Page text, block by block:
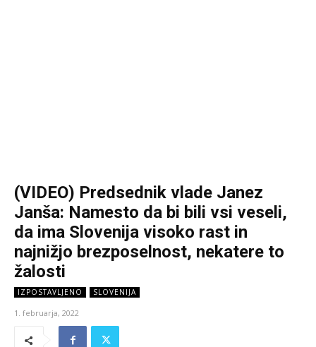
(VIDEO) Predsednik vlade Janez
Janša: Namesto da bi bili vsi veseli,
da ima Slovenija visoko rast in
najnižjo brezposelnost, nekatere to
žalosti
IZPOSTAVLJENO SLOVENIJA
1. februarja, 2022